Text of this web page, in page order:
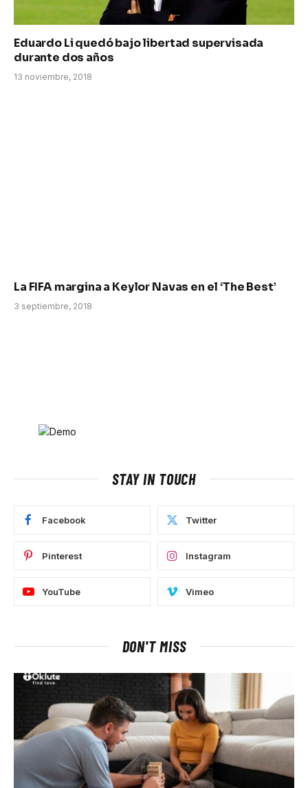
Eduardo Li quedó bajo libertad supervisada
durante dos años
13 noviembre, 2018
La FIFA margina a Keylor Navas en el ‘The Best’
3 septiembre, 2018
STAY IN TOUCH
Facebook Twitter
Pinterest Instagram
YouTube Vimeo
DON'T MISS